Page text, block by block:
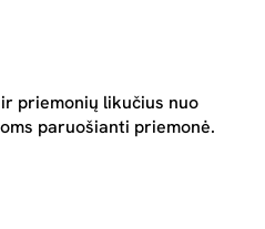
priemonių likučius nuo
paruošianti priemonė.